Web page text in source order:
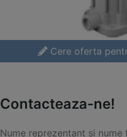
Cere oferta
Contacteaza-ne!
Nume reprezentant si